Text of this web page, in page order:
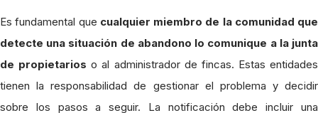
Es fundamental que cualquier miembro de la comunidad que
detecte una situación de abandono lo comunique a la junta
de propietarios o al administrador de fincas. Estas entidades
tienen la responsabilidad de gestionar el problema y decidir
sobre los pasos a seguir. La notificación debe incluir una